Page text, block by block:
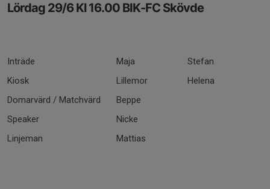
Lördag 29/6 Kl 16.00 BIK-FC Skövde
Inträde Maja
Stefan
Kiosk
Lillemor
Helena
Domarvärd / Matchvärd
Beppe
Speaker
Nicke
Linjeman
Mattias